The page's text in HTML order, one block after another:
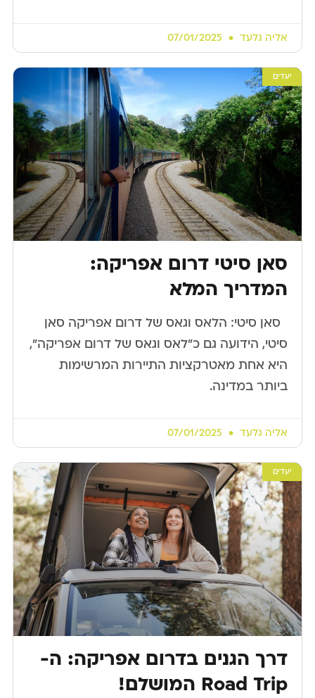
אליה גלעד
יעדים
סאן סיטי דרום אפריקה:
המדריך המלא
​ ​ סאן סיטי: הלאס וגאס של דרום אפריקה סאן
סיטי, הידועה גם כ”לאס וגאס של דרום אפריקה”,
היא אחת מאטרקציות התיירות המרשימות
ביותר במדינה.
אליה גלעד
יעדים
דרך הגנים בדרום אפריקה: ה-
Road Trip המושלם!